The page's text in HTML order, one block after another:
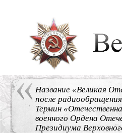
Название «Великая
после
Термин
военного Ордена
Президиума